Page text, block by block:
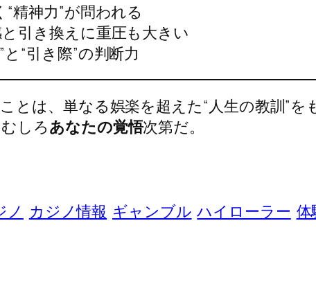
精神力”が問われる
引き換えに重圧も大きい
“引き際”の判断力
とは、単なる娯楽を超えた“人生の教訓”
しろあなたの覚悟次第だ。
ノ カジノ情報 ギャンブル ハイローラー 体